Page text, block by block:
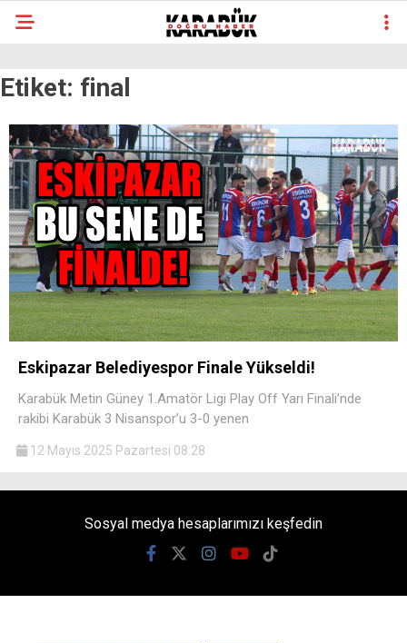
Etiket: final
Eskipazar Belediyespor Finale Yükseldi!
Karabük Metin Güney 1.Amatör Ligi Play Off Yarı Finali’nde
rakibi Karabük 3 Nisanspor’u 3-0 yenen
12 Mayıs 2025 Pazartesi 08:28
Sosyal medya hesaplarımızı keşfedin